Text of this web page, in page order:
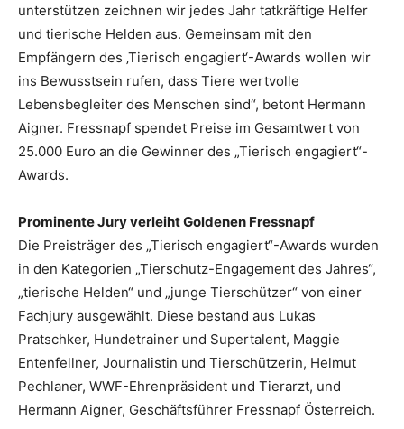
unterstützen zeichnen wir jedes Jahr tatkräftige Helfer
und tierische Helden aus. Gemeinsam mit den
Empfängern des ‚Tierisch engagiert‘-Awards wollen wir
ins Bewusstsein rufen, dass Tiere wertvolle
Lebensbegleiter des Menschen sind“, betont Hermann
Aigner. Fressnapf spendet Preise im Gesamtwert von
25.000 Euro an die Gewinner des „Tierisch engagiert“-
Awards.
Prominente Jury verleiht Goldenen Fressnapf
Die Preisträger des „Tierisch engagiert“-Awards wurden
in den Kategorien „Tierschutz-Engagement des Jahres“,
„tierische Helden“ und „junge Tierschützer“ von einer
Fachjury ausgewählt. Diese bestand aus Lukas
Pratschker, Hundetrainer und Supertalent, Maggie
Entenfellner, Journalistin und Tierschützerin, Helmut
Pechlaner, WWF-Ehrenpräsident und Tierarzt, und
Hermann Aigner, Geschäftsführer Fressnapf Österreich.